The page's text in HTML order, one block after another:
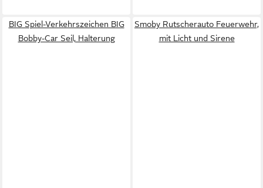
BIG Spiel-Verkehrszeichen BIG
Bobby-Car Seil, Halterung
Smoby Rutscherauto Feuerwehr,
mit Licht und Sirene